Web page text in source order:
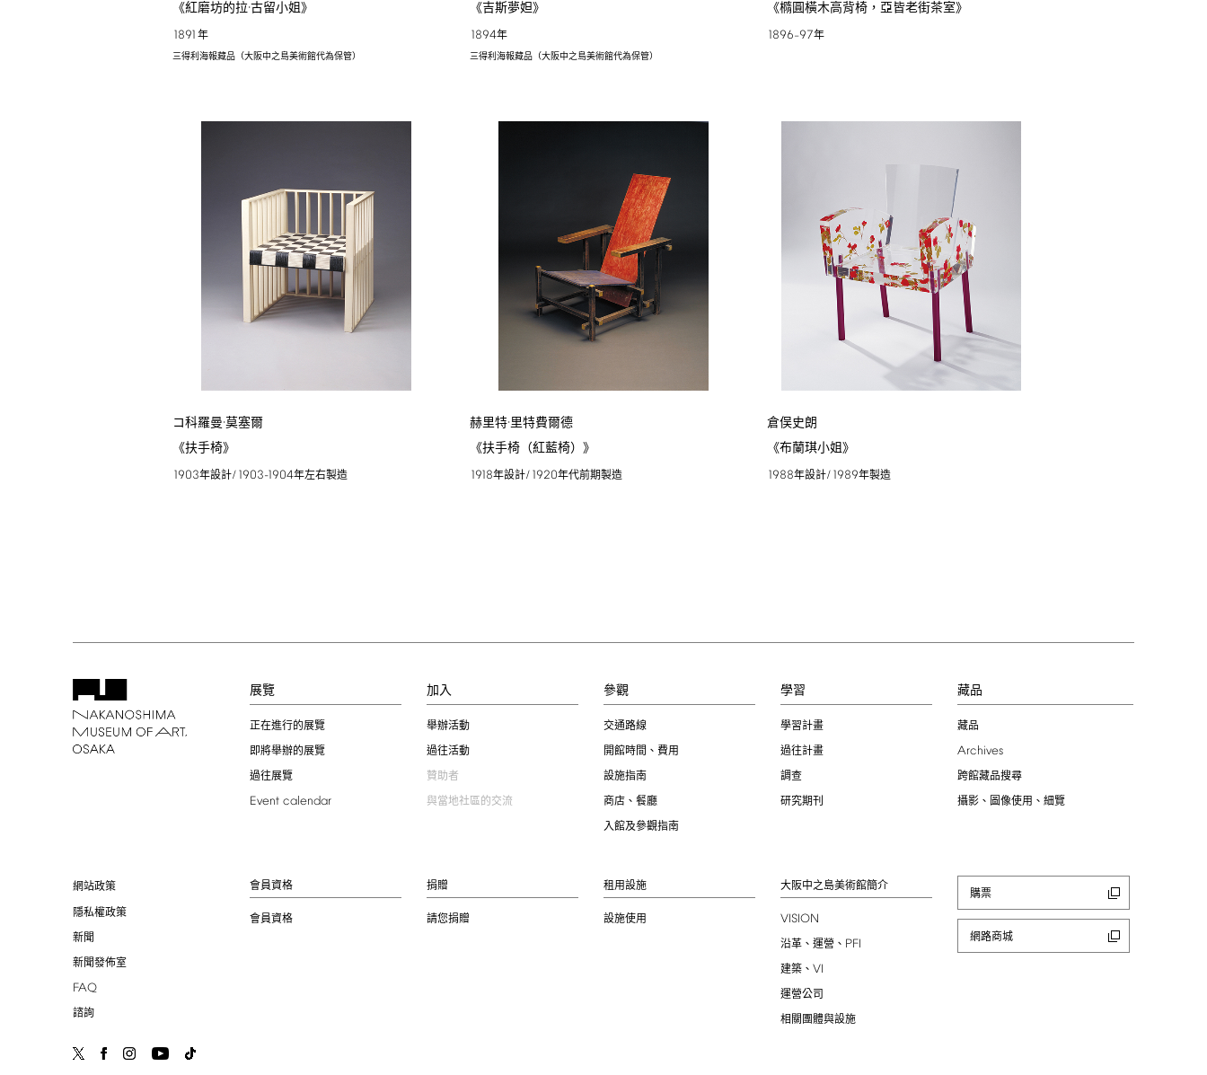
《紅磨坊的拉·古留小姐》
1891 年
三得利海報藏品（大阪中之島美術館代為保管）
《吉斯夢妲》
1894年
三得利海報藏品（大阪中之島美術館代為保管）
《橢圓橫木高背椅，亞皆老街茶室》
1896–97年
コ科羅曼·莫塞爾
《扶手椅》
1903年設計/1903-1904年左右製造
赫里特·里特費爾德
《扶手椅（紅藍椅）》
1918年設計/1920年代前期製造
倉俣史朗
《布蘭琪小姐》
1988年設計/1989年製造
展覽
正在進行的展覽
即將舉辦的展覽
過往展覽
Event calendar
加入
舉辦活動
過往活動
贊助者
與當地社區的交流
參觀
交通路線
開館時間、費用
設施指南
商店、餐廳
入館及參觀指南
學習
學習計畫
過往計畫
調查
研究期刊
藏品
藏品
Archives
跨館藏品搜尋
攝影、圖像使用、細覽
網站政策
隱私權政策
新聞
新聞發佈室
FAQ
諮詢
會員資格
會員資格
捐贈
請您捐贈
租用設施
設施使用
大阪中之島美術館簡介
VISION
沿革、運營、 PFI
建築、 VI
運營公司
相關團體與設施
購票
網路商城